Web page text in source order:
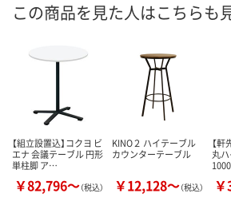
この商品を見た人はこちらも
【組立設置込】コクヨ ビ
エナ 会議テーブル 円形
単柱脚 ア…
￥82,796～（税込）
KINO２ ハイテーブル
カウンターテーブル
￥12,128～（税込）
【
丸